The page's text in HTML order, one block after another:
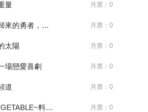
量 月票：0
異世界歸來的勇者，在地下城降臨的現實世界化身網紅主播撈金！ 月票：0
太陽 月票：0
場戀愛喜劇 月票：0
道 月票：0
MIX VEGETABLE~料理關係~ 月票：0